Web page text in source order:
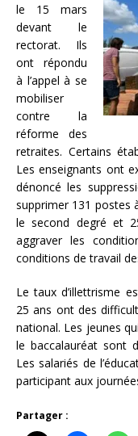
le 15 mars
devant le
rectorat. Ils
ont répondu
à l’appel à se
mobiliser
contre la
réforme des
retraites. Certains
Les enseignants ont
dénoncé les
supprimer 131 postes
le second degré et
aggraver les
conditions de travail
Le taux d’illettrisme
25 ans ont des
national. Les jeunes
le baccalauréat sont
Les salariés de
participant aux
Partager :